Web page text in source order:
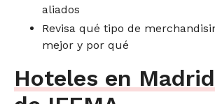
aliados
Revisa qué tipo de
mejor y por qué
Hoteles en